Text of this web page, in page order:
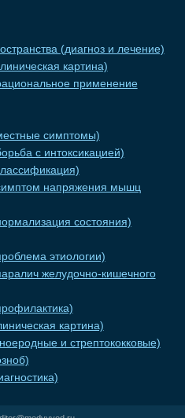
(диагноз и лечение)
картина)
применение
симптомы)
с интоксикацией)
напряжения мышц
состояния)
этиологии)
желудочно-кишечного
картина)
и стрептококковые)